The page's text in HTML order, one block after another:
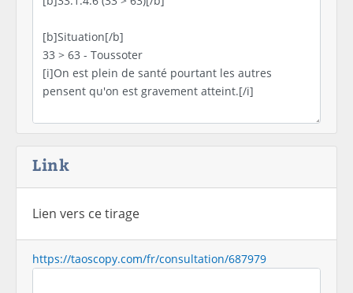
Link
Lien vers ce tirage
https://taoscopy.com/fr/consultation/687979